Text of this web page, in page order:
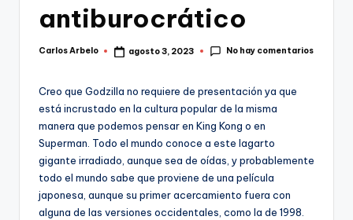
antiburocrático
Publicado
Carlos Arbelo agosto 3, 2023 No hay comentarios
Creo que Godzilla no requiere de presentación ya que
está incrustado en la cultura popular de la misma
manera que podemos pensar en King Kong o en
Superman. Todo el mundo conoce a este lagarto
gigante irradiado, aunque sea de oídas, y probablemente
todo el mundo sabe que proviene de una película
japonesa, aunque su primer acercamiento fuera con
alguna de las versiones occidentales, como la de 1998.